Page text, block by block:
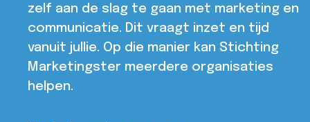
zelf aan de slag te gaan met marketing en
communicatie. Dit vraagt inzet en tijd
vanuit jullie. Op die manier kan Stichting
Marketingster meerdere organisaties
helpen.